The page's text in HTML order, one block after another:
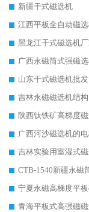
新疆干式磁选机
黑龙江干式磁选机
广西永磁筒式强磁
山东干式磁选机批发
吉林永磁磁选机结构
陕西钛铁矿高梯度
广西河沙磁选机的
吉林实验用室湿式
宁夏永磁高梯度平
青海平板式高强磁